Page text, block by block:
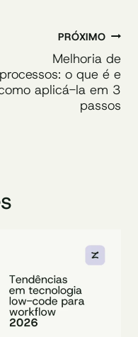
PRÓXIMO
Melhoria de
processos: o que é e
aplicá-la em 3
passos